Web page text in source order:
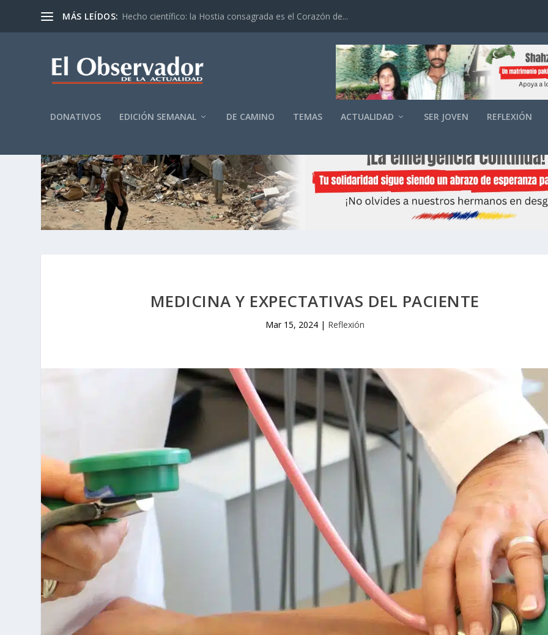
MÁS LEÍDOS: Hecho científico: la Hostia consagrada es el Corazón de...
DONATIVOS EDICIÓN SEMANAL DE CAMINO TEMAS ACTUALIDAD SER JOVEN REFLEXIÓN
MEDICINA Y EXPECTATIVAS DEL PACIENTE
Mar 15, 2024| Reflexión